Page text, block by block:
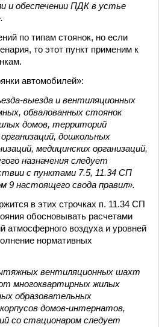
и обеспечении ПДК в устье
по типам стоянок, но если
то этот пункт применим к
автомобилей»:
выезда и вентиляционных
обвалованных стоянок
домов, территорий
дошкольных
медицинских организаций,
назначения следует
с пунктами 7.5, 11.34 СП
9 настоящего свода правил».
в этих строчках п. 11.34 СП
обосновывать расчетами
атмосферного воздуха и уровней
нормативных
вентиляционных шахт
многоквартирных жилых
образовательных
домов-интернатов,
со стационаром следует